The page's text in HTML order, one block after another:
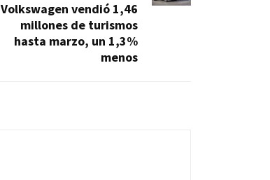
Volkswagen vendió 1,46
millones de turismos
hasta marzo, un 1,3%
menos